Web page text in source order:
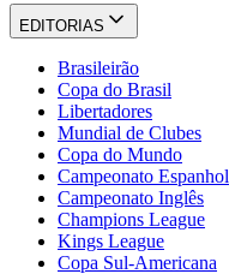
EDITORIAS
Brasileirão
Copa do Brasil
Libertadores
Mundial de Clubes
Copa do Mundo
Campeonato Espanhol
Campeonato Inglês
Champions League
Kings League
Copa Sul-Americana